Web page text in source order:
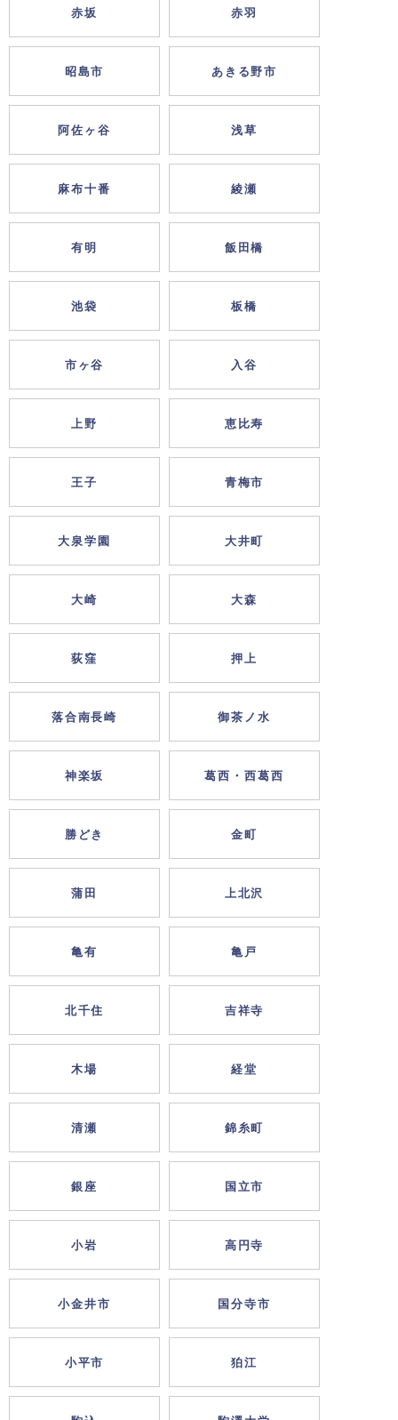
赤坂 赤羽
昭島市 あきる野市
阿佐ヶ谷 浅草
麻布十番 綾瀬
有明 飯田橋
池袋 板橋
市ヶ谷 入谷
上野 恵比寿
王子 青梅市
大泉学園 大井町
大崎 大森
荻窪 押上
落合南長崎 御茶ノ水
神楽坂 葛西・西葛西
勝どき 金町
蒲田 上北沢
亀有 亀戸
北千住 吉祥寺
木場 経堂
清瀬 錦糸町
銀座 国立市
小岩 高円寺
小金井市 国分寺市
小平市 狛江